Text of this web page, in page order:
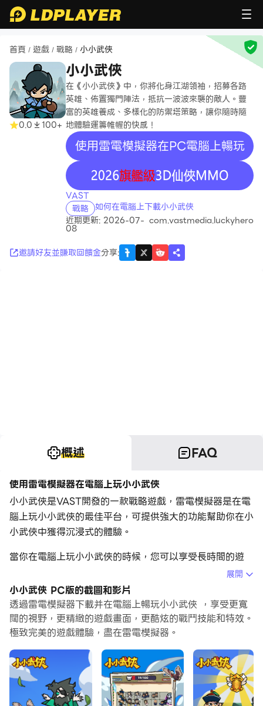
首頁 / 遊戲 / 戰略 / 小小武俠
0.0 100+
小小武俠
在《小小武俠》中，你將化身江湖領袖，招募各路
英雄、佈置獨門陣法，抵抗一波波來襲的敵人。豐
富的英雄養成、多樣化的防禦塔策略，讓你隨時隨
地體驗運籌帷幄的快感！
使用雷電模擬器在PC電腦上暢玩
recommend
VAST
戰略 如何在電腦上下載小小武俠
近期更新: 2026-07-
08
com.vastmedia.luckyhero
邀請好友並賺取回饋金分享:
概述 FAQ
使用雷電模擬器在電腦上玩小小武俠
小小武俠是VAST開發的一款戰略遊戲，雷電模擬器是在電
腦上玩小小武俠的最佳平台，可提供強大的功能幫助你在小
小武俠中獲得沉浸式的體驗。
當你在電腦上玩小小武俠的時候，您可以享受長時間的遊
戲。使用腳本錄製自動錄製重複的動作和任務。這將讓您更
快地升級，同時也使資源收集更有效。
此外，如果你想要一鍵連擊或是遊戲要求重複技能移動，巨
集指令功能非常有用。一鍵式操作執行可以讓你快速完成殺
如果你想培養多個帳戶，多開和同步也可以幫到你。你可以
玩主帳戶的同時執行替代帳戶進行成長和升級。現在就開始
在電腦上下載和玩小小武俠吧！
展開
小小武俠 PC版的截圖和影片
透過雷電模擬器下載并在電腦上暢玩小小武俠 ，享受更寬
闊的視野，更精緻的遊戲畫面，更酷炫的戰鬥技能和特效。
極致完美的遊戲體驗，盡在雷電模擬器。